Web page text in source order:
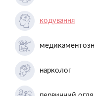
кодування
нарколог